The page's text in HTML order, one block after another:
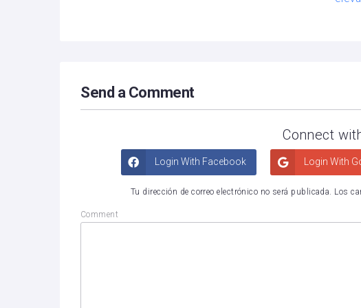
Send a Comment
Connect
Login With Facebook Login With
Tu dirección de correo electrónico no será publicada. Los
Comment